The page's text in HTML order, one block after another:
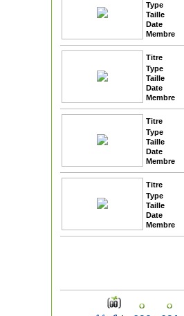
Type
Taille
Date
Membre
Titre
Type
Taille
Date
Membre
Titre
Type
Taille
Date
Membre
Titre
Type
Taille
Date
Membre